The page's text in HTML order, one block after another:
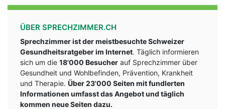
ÜBER SPRECHZIMMER.CH
Sprechzimmer ist der meistbesuchte Schweizer
Gesundheitsratgeber im Internet. Täglich informieren
sich um die 18'000 Besucher auf Sprechzimmer über
Gesundheit und Wohlbefinden, Prävention, Krankheit
und Therapie. Über 23'000 Seiten mit fundlerten
Informationen umfasst das Angebot und täglich
kommen neue Seiten dazu.